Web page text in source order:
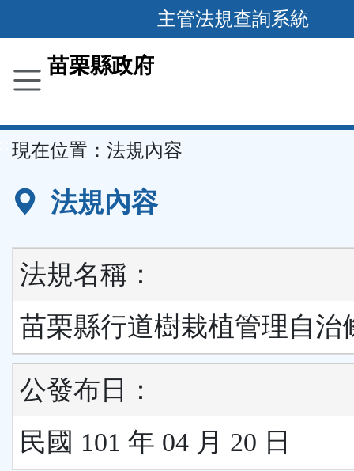
到
要
容
區
主管法規查詢系統
苗栗縣政府
現在位置： 法規內容
法規內容
法規名稱：
苗栗縣行道樹栽植管理自治
公發布日：
民國 101 年 04 月 20 日